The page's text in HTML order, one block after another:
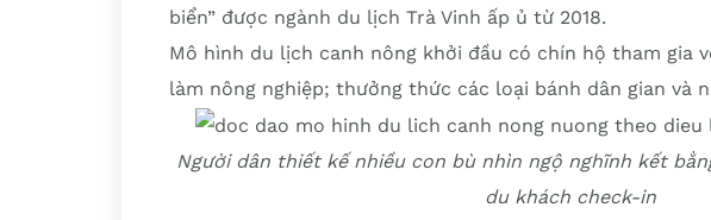
biển” được ngành du lịch Trà Vinh ấp ủ từ 2018.
Mô hình du lịch canh nông khởi đầu có chín hộ tham gia
làm nông nghiệp; thưởng thức các loại bánh dân gian và
Người dân thiết kế nhiều con bù nhìn ngộ nghĩnh kết
du khách check-in